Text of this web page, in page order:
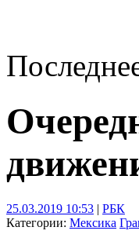
25.03.2019 10:53 | РБК
Категории: Мексика